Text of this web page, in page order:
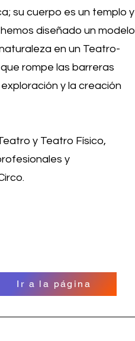
su cuerpo es un templo y
diseñado un modelo
en un Teatro-
rompe las barreras
y la creación
y Teatro Físico,
y
Ir a la página